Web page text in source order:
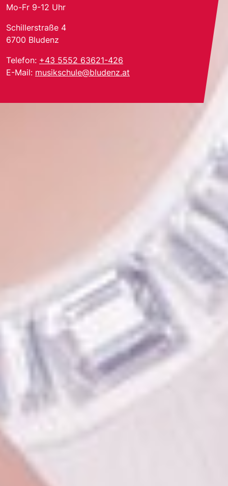
Mo-Fr 9-12 Uhr
Schillerstraße 4
6700 Bludenz
Telefon: +43 5552 63621-426
E-Mail: musikschule@bludenz.at